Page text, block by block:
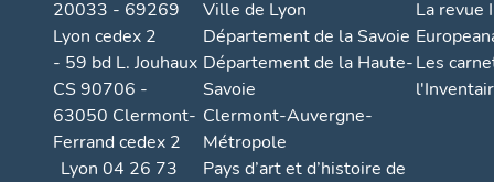
20033 - 69269
Lyon cedex 2
- 59 bd L. Jouhaux
CS 90706 -
63050 Clermont-
Ferrand cedex 2
Lyon 04 26 73
Ville de Lyon
Département de la Savoie
Département de la Haute-
Savoie
Clermont-Auvergne-
Métropole
Pays d’art et d’histoire de
La revue
Les